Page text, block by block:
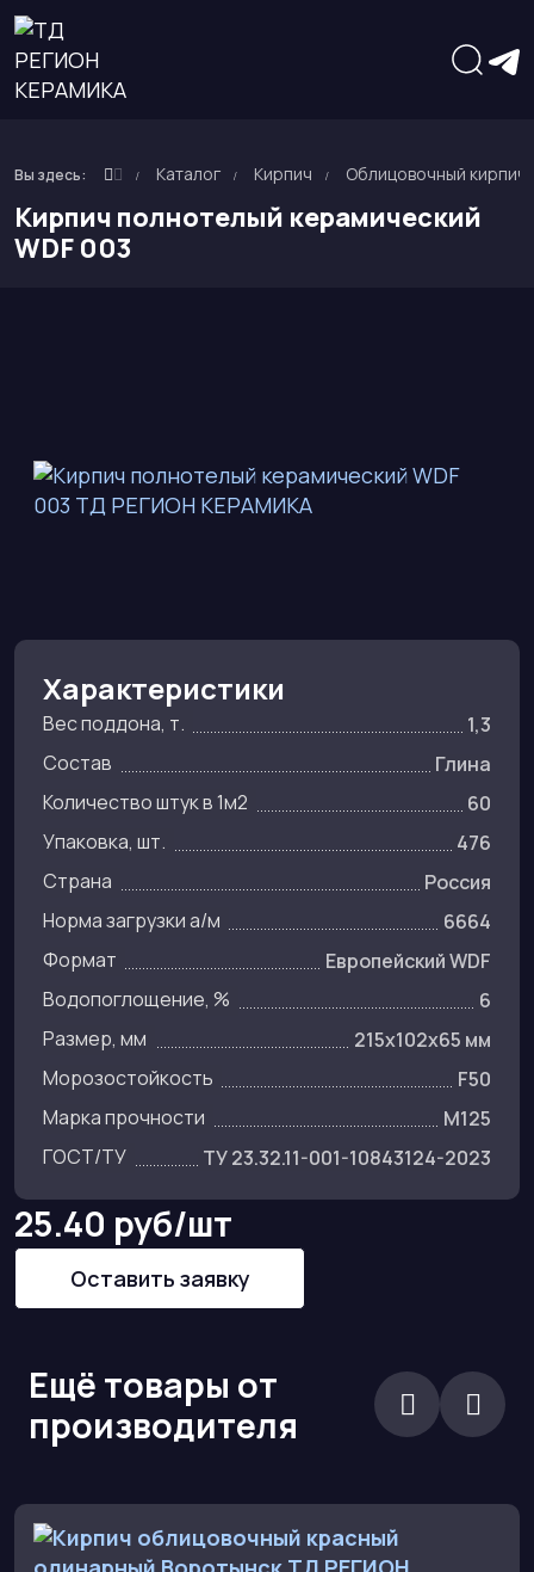
Вы здесь: Каталог Кирпич Облицовочный кирпич
Кирпич полнотелый керамический
WDF 003
Характеристики
Вес поддона, т.
1,3
Состав
Глина
Количество штук в 1м2
60
Упаковка, шт.
476
Страна
Россия
Норма загрузки а/м
6664
Формат
Европейский WDF
Водопоглощение, %
6
Размер, мм
215x102x65 мм
Морозостойкость
F50
Марка прочности
M125
ГОСТ/ТУ
ТУ 23.32.11-001-10843124-2023
25.40 руб/шт
Оставить заявку
Ещё товары от
производителя